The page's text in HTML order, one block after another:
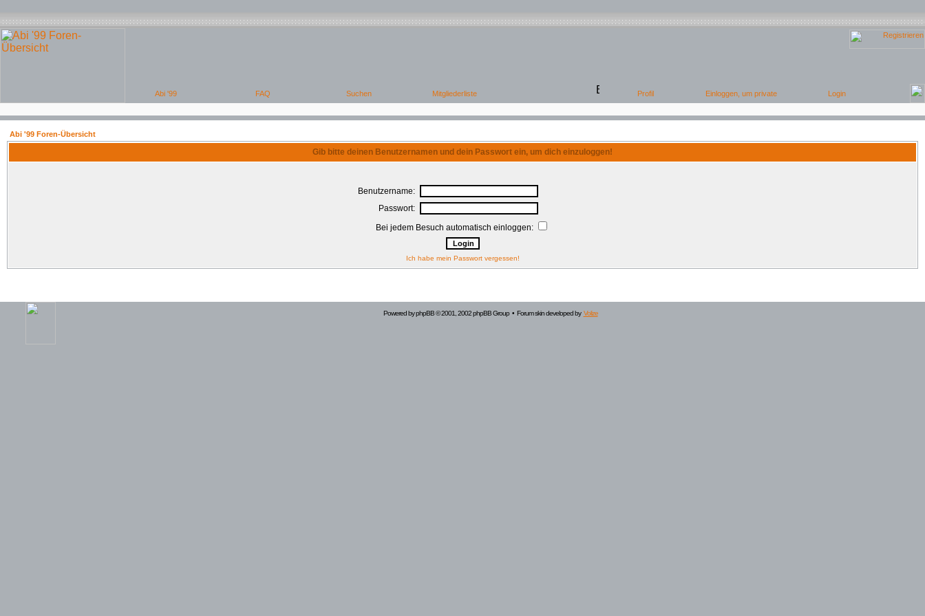
Abi '99 Foren-Übersicht
Gib bitte deinen Benutzernamen und dein Passwort ein, um dich einzuloggen!
Benutzername:
Passwort:
Bei jedem Besuch automatisch einloggen:
Ich habe mein Passwort vergessen!
Powered byphpBB© 2001, 2002 phpBB Group • Forum skin developed by Volize